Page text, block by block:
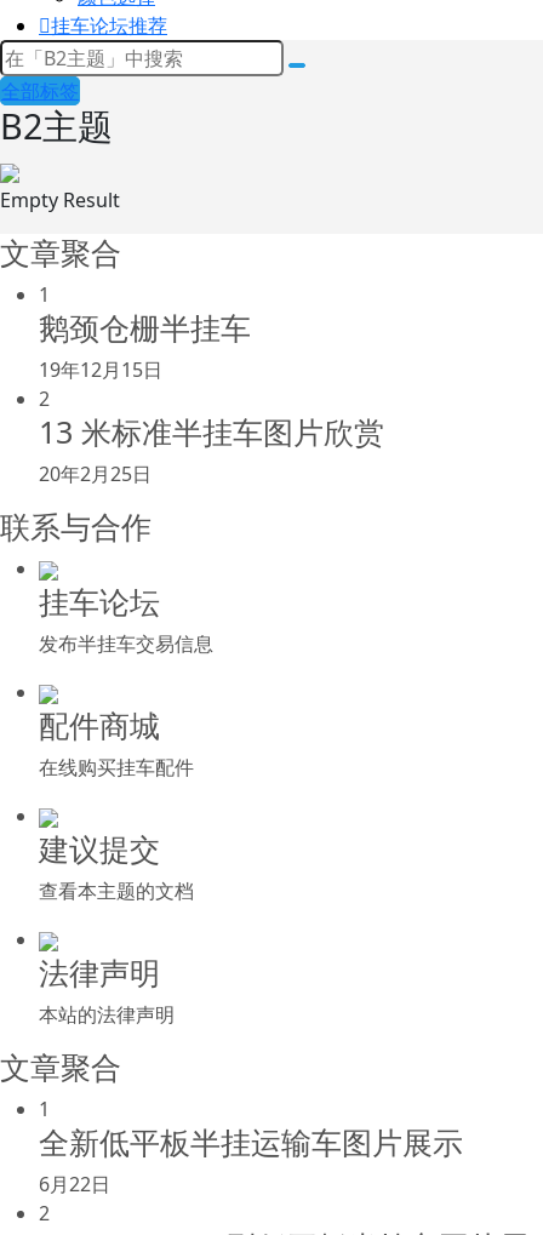
挂车论坛推荐
全部标签
B2主题
Empty Result
文章聚合
1
鹅颈仓栅半挂车
19年12月15日
2
13 米标准半挂车图片欣赏
20年2月25日
联系与合作
挂车论坛
发布半挂车交易信息
配件商城
在线购买挂车配件
建议提交
查看本主题的文档
法律声明
本站的法律声明
文章聚合
1
全新低平板半挂运输车图片展示
6月22日
2